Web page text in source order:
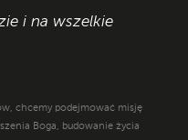
i na wszelkie
chcemy podejmować misję
Boga, budowanie życia